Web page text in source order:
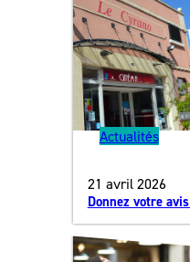
Actualités
21 avril 2026
Donnez votre